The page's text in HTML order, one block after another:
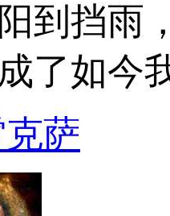
到挡雨
了如今
萨